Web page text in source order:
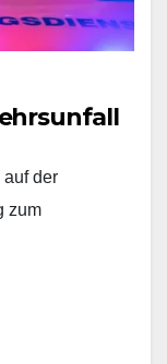
der
zum